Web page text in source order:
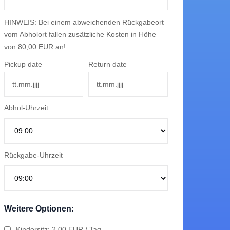
HINWEIS: Bei einem abweichenden Rückgabeort
vom Abholort fallen zusätzliche Kosten in Höhe
von 80,00 EUR an!
Pickup date Return date
Abhol-Uhrzeit
Rückgabe-Uhrzeit
Weitere Optionen:
and a driving
be older
improper
is insured.